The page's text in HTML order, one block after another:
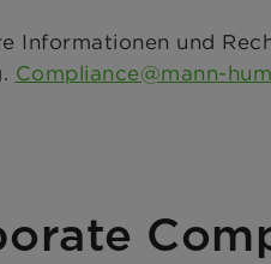
Informationen und
Compliance@mann-